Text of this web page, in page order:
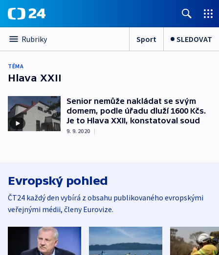
Rubriky Sport SLEDOVAT
TÉMA
Hlava XXII
Senior nemůže nakládat se svým
domem, podle úřadu dluží 1600 Kčs.
Je to Hlava XXII, konstatoval soud
9. 9. 2020 |
Evropský pohled
ČT24 každý den vybírá z obsahu publikovaného evropskými
veřejnými médii, členy Eurovize.